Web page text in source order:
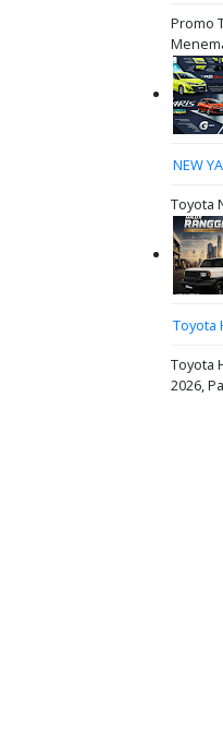
Promo
NEW
Toyota
Toyota
Toyota
2026,